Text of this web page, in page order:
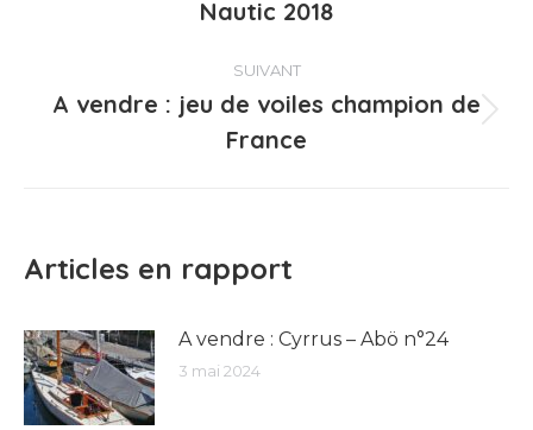
précédent
Nautic 2018
SUIVANT
suivant
A vendre : jeu de voiles champion de
France
Articles en rapport
A vendre : Cyrrus – Abö n°24
3 mai 2024